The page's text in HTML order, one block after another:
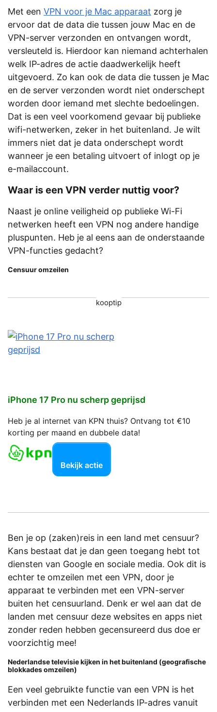
Met een VPN voor je Mac apparaat zorg je
ervoor dat de data die tussen jouw Mac en de
VPN-server verzonden en ontvangen wordt,
versleuteld is. Hierdoor kan niemand achterhalen
welk IP-adres de actie daadwerkelijk heeft
uitgevoerd. Zo kan ook de data die tussen je Mac
en de server verzonden wordt niet onderschept
worden door iemand met slechte bedoelingen.
Dat is een veel voorkomend gevaar bij publieke
wifi-netwerken, zeker in het buitenland. Je wilt
immers niet dat je data onderschept wordt
wanneer je een betaling uitvoert of inlogt op je
e-mailaccount.
Waar is een VPN verder nuttig voor?
Naast je online veiligheid op publieke Wi-Fi
netwerken heeft een VPN nog andere handige
pluspunten. Heb je al eens aan de onderstaande
VPN-functies gedacht?
Censuur omzeilen
kooptip
iPhone 17 Pro nu scherp geprijsd
Heb je al internet van KPN thuis? Ontvang tot €10
korting per maand en dubbele data!
Bekijk actie
Ben je op (zaken)reis in een land met censuur?
Kans bestaat dat je dan geen toegang hebt tot
diensten van Google en sociale media. Ook dit is
echter te omzeilen met een VPN, door je
apparaat te verbinden met een VPN-server
buiten het censuurland. Denk er wel aan dat de
landen met censuur deze websites en apps niet
zonder reden hebben gecensureerd dus doe er
voorzichtig mee!
Nederlandse televisie kijken in het buitenland (geografische
blokkades omzeilen)
Een veel gebruikte functie van een VPN is het
verbinden met een Nederlands IP-adres vanuit